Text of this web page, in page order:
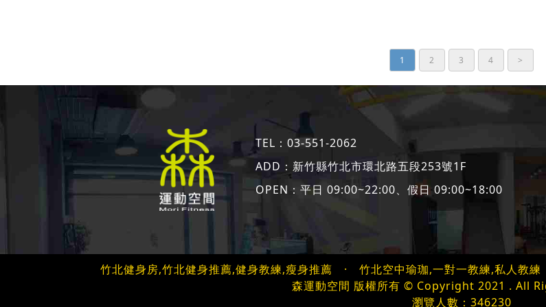
1 2 3 4 >
TEL： 03-551-2062
ADD： 新竹縣竹北市環北路五段253號1F
OPEN：平日 09:00~22:00、假日 09:00~18:00
竹北健身房,竹北健身推薦,健身教練,瘦身推薦 · 竹北空中瑜珈,一對一教練,私人教練
森運動空間 版權所有 © Copyright 2021 . All
瀏覽人數：346230